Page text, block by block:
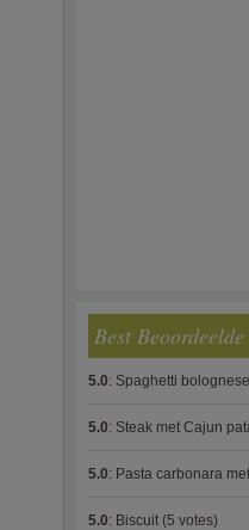
Best
5.0: Spaghetti
5.0: Steak met Cajun
5.0: Pasta carbonara
5.0: Biscuit (5 votes)